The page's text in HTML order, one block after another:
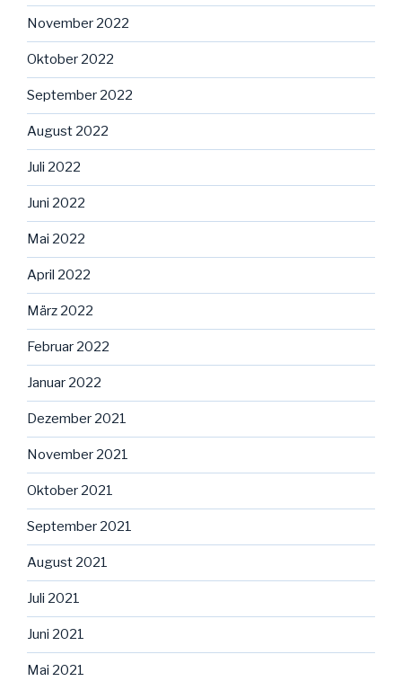
November 2022
Oktober 2022
September 2022
August 2022
Juli 2022
Juni 2022
Mai 2022
April 2022
März 2022
Februar 2022
Januar 2022
Dezember 2021
November 2021
Oktober 2021
September 2021
August 2021
Juli 2021
Juni 2021
Mai 2021